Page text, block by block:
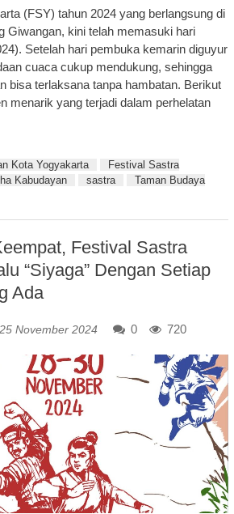
(FSY) tahun 2024 yang berlangsung di
Giwangan, kini telah memasuki hari
Setelah hari pembuka kemarin diguyur
cuaca cukup mendukung, sehingga
bisa terlaksana tanpa hambatan. Berikut
menarik yang terjadi dalam perhelatan
Kota Yogyakarta
Festival Sastra
Kabudayan sastra
Taman Budaya
Festival Sastra
“Siyaga” Dengan Setiap
Ada
25 November 2024 0 720